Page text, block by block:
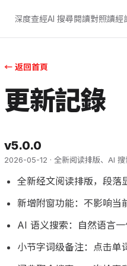
深度查經AI 搜尋閱讀對照讀經
← 返回首頁
更新記錄
v5.0.0
2026-05-12 · 全新阅读排版、AI
全新经文阅读排版，段落
新增附窗功能：不影响当
AI 语义搜索：自然语言
小节字词级备注：点击单